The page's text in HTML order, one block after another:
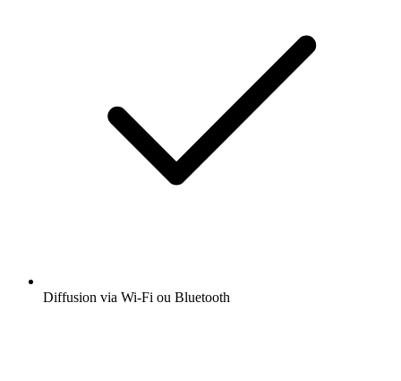
Diffusion via Wi-Fi ou Bluetooth